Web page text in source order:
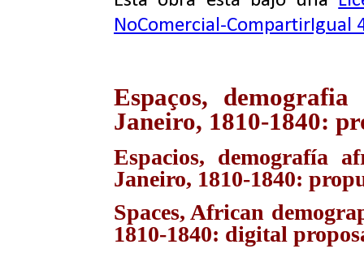
NoComercial-CompartirIgual
Espaços,
Janeiro, 1810-1840:
Espacios, demografía
Janeiro, 1810-1840:
Spaces, African
1810-1840: digital